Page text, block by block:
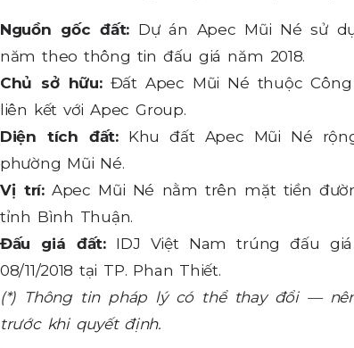
Nguồn gốc đất: Dự án Apec Mũi Né sử
năm theo thông tin đấu giá năm 2018.
Chủ sở hữu: Đất Apec Mũi Né thuộc
liên kết với Apec Group.
Diện tích đất:
Khu đất Apec Mũi Né
phường Mũi Né.
Vị trí: Apec Mũi Né nằm trên mặt tiền
tỉnh Bình Thuận.
Đấu giá đất:
IDJ Việt Nam trúng đấu
08/11/2018 tại TP. Phan Thiết.
(*) Thông tin pháp lý có thể thay đổi —
trước khi quyết định.